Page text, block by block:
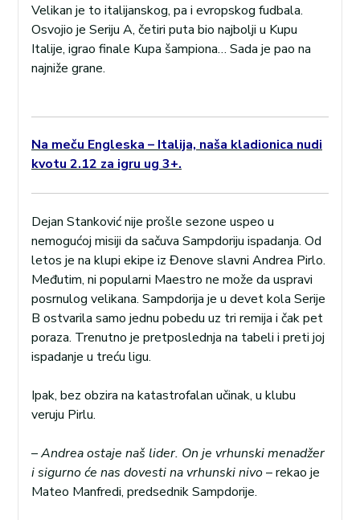
Velikan je to italijanskog, pa i evropskog fudbala.
Osvojio je Seriju A, četiri puta bio najbolji u Kupu
Italije, igrao finale Kupa šampiona… Sada je pao na
najniže grane.
Na meču Engleska – Italija, naša kladionica nudi
kvotu 2.12 za igru ug 3+.
Dejan Stanković nije prošle sezone uspeo u
nemogućoj misiji da sačuva Sampdoriju ispadanja. Od
letos je na klupi ekipe iz Đenove slavni Andrea Pirlo.
Međutim, ni popularni Maestro ne može da uspravi
posrnulog velikana. Sampdorija je u devet kola Serije
B ostvarila samo jednu pobedu uz tri remija i čak pet
poraza. Trenutno je pretposlednja na tabeli i preti joj
ispadanje u treću ligu.
Ipak, bez obzira na katastrofalan učinak, u klubu
veruju Pirlu.
–Andrea ostaje naš lider. On je vrhunski menadžer
i sigurno će nas dovesti na vrhunski nivo– rekao je
Mateo Manfredi, predsednik Sampdorije.